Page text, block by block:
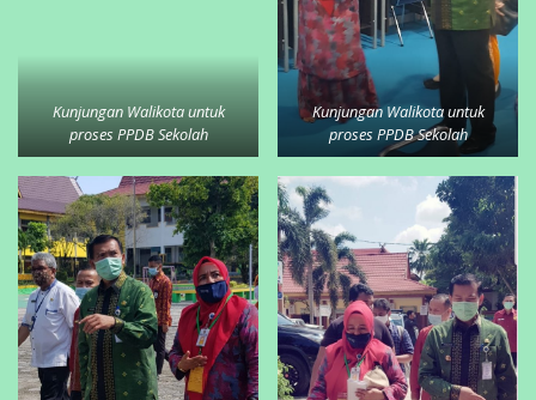
Kunjungan Walikota untuk
proses PPDB Sekolah
Kunjungan Walikota untuk
proses PPDB Sekolah